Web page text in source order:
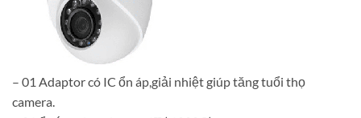
– 01 Adaptor có IC ổn áp,giải nhiệt giúp tăng tuổi thọ
camera.